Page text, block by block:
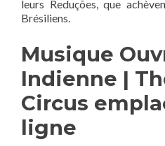
leurs Reduções, que
Brésiliens.
Musique
Indienne |
Circus
ligne